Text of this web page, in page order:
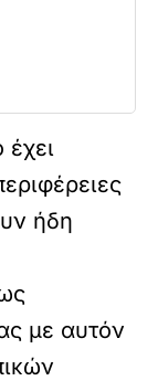
ήδη
με αυτόν